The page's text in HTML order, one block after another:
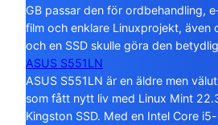
GB passar den för ordbehandling,
film och enklare Linuxprojekt, även
och en SSD skulle göra den
ASUS S551LN
ASUS S551LN är en äldre men
som fått nytt liv med Linux Mint
Kingston SSD. Med en Intel Core